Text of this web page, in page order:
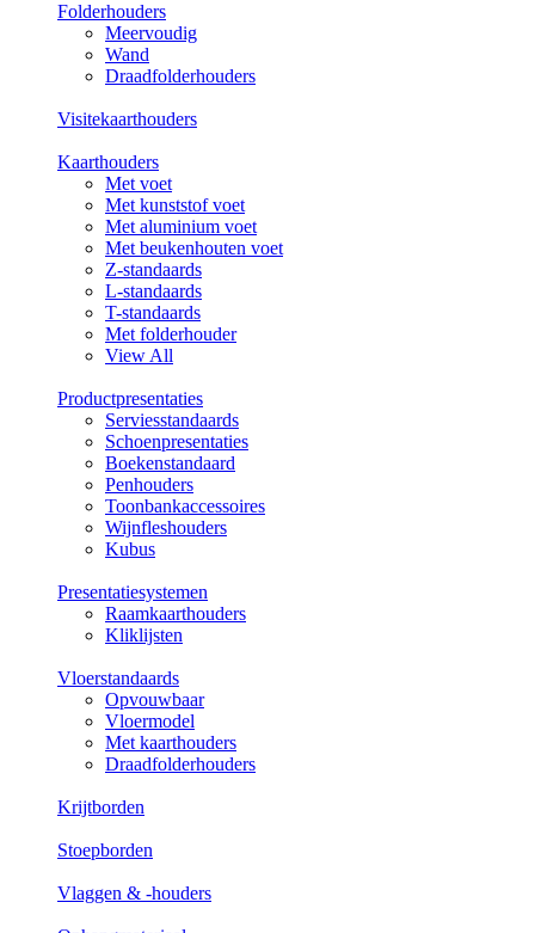
Folderhouders
Meervoudig
Wand
Draadfolderhouders
Visitekaarthouders
Kaarthouders
Met voet
Met kunststof voet
Met aluminium voet
Met beukenhouten voet
Z-standaards
L-standaards
T-standaards
Met folderhouder
View All
Productpresentaties
Serviesstandaards
Schoenpresentaties
Boekenstandaard
Penhouders
Toonbankaccessoires
Wijnfleshouders
Kubus
Presentatiesystemen
Raamkaarthouders
Kliklijsten
Vloerstandaards
Opvouwbaar
Vloermodel
Met kaarthouders
Draadfolderhouders
Krijtborden
Stoepborden
Vlaggen & -houders